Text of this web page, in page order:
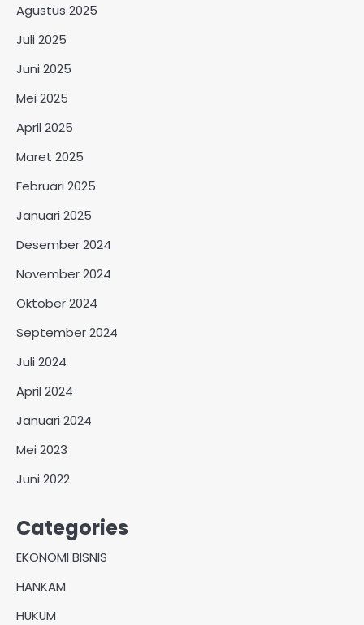
Agustus 2025
Juli 2025
Juni 2025
Mei 2025
April 2025
Maret 2025
Februari 2025
Januari 2025
Desember 2024
November 2024
Oktober 2024
September 2024
Juli 2024
April 2024
Januari 2024
Mei 2023
Juni 2022
Categories
EKONOMI BISNIS
HANKAM
HUKUM